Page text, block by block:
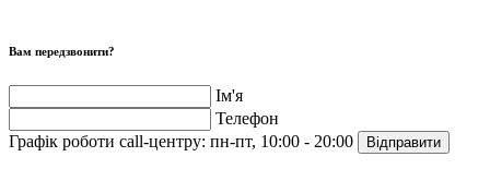
Вам передзвонити?
Ім'я
Телефон
Графік роботи call-центру: пн-пт, 10:00 - 20:00 Відправити